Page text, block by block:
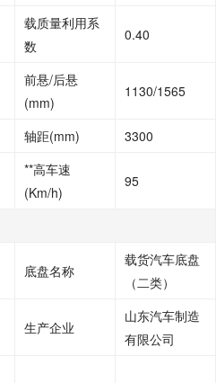
载质量利用系
数
0.40
前悬/后悬
(mm)
1130/1565
轴距(mm) 3300
**高车速
(Km/h)
95
底盘名称
载货汽车底盘
（二类）
生产企业
山东汽车制造
有限公司